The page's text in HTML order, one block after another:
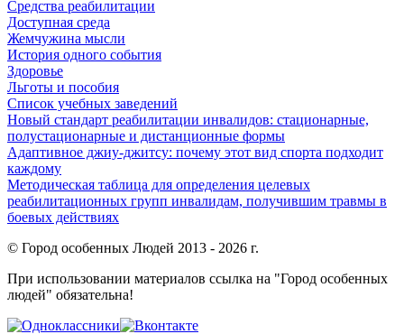
Средства реабилитации
Доступная среда
Жемчужина мысли
История одного события
Здоровье
Льготы и пособия
Список учебных заведений
Новый стандарт реабилитации инвалидов: стационарные,
полустационарные и дистанционные формы
Адаптивное джиу-джитсу: почему этот вид спорта подходит
каждому
Методическая таблица для определения целевых
реабилитационных групп инвалидам, получившим травмы в
боевых действиях
© Город особенных Людей 2013 - 2026 г.
При использовании материалов ссылка на "Город особенных
людей" обязательна!